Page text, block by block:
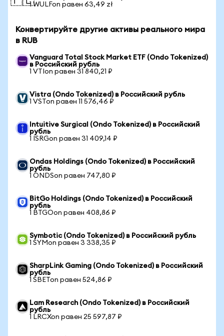
1 WULFon равен 63,49 zł
Конвертируйте другие активы реального мира
в RUB
Vanguard Total Stock Market ETF (Ondo Tokenized)
в Российский рубль
1 VTIon равен 31 840,21 ₽
Vistra (Ondo Tokenized) в Российский рубль
1 VSTon равен 11 576,46 ₽
Intuitive Surgical (Ondo Tokenized) в Российский
рубль
1 ISRGon равен 31 409,14 ₽
Ondas Holdings (Ondo Tokenized) в Российский
рубль
1 ONDSon равен 747,80 ₽
BitGo Holdings (Ondo Tokenized) в Российский
рубль
1 BTGOon равен 408,86 ₽
Symbotic (Ondo Tokenized) в Российский рубль
1 SYMon равен 3 338,35 ₽
SharpLink Gaming (Ondo Tokenized) в Российский
рубль
1 SBETon равен 524,86 ₽
Lam Research (Ondo Tokenized) в Российский
рубль
1 LRCXon равен 25 597,87 ₽